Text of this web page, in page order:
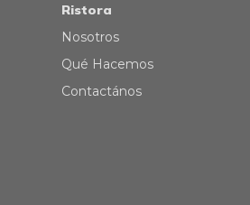
Ristora
Nosotros
Qué Hacemos
Contactános